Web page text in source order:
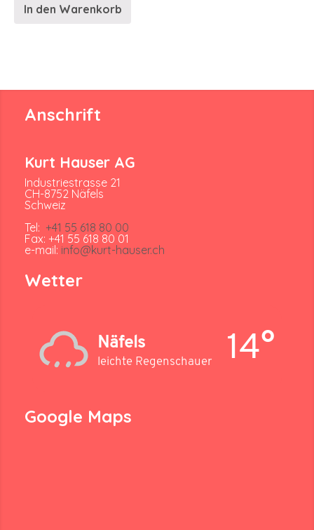
In den Warenkorb
Anschrift
Kurt Hauser AG
Industriestrasse 21
CH-8752 Näfels
Schweiz
Tel: +41 55 618 80 00
Fax: +41 55 618 80 01
e-mail: info@kurt-hauser.ch
Wetter
Näfels
leichte Regenschauer 14°
Google Maps